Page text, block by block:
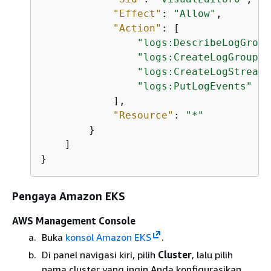
"Effect" : "Allow" ,
"Action" : [
"logs:CreateLogGroup"
"logs:CreateLogStream"
"logs:PutLogEvents"
            ],
"Resource" :
"*"
        }
    ]
}
Pengaya Amazon EKS
AWS Management Console
Buka konsol Amazon EKS
.
Di panel navigasi kiri, pilih Cluster, lalu pilih